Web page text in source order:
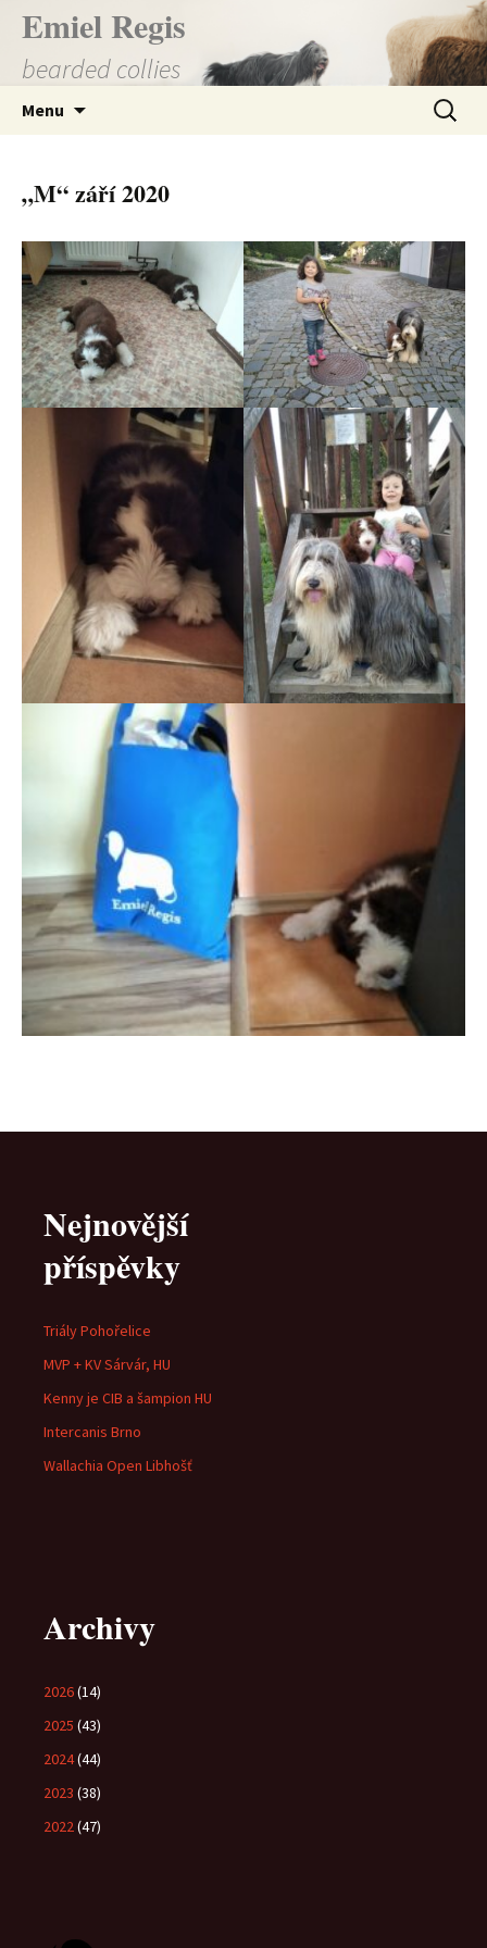
Přejít
obsahu
Emiel Regis
bearded collies
Menu
„M“ září 2020
Nejnovější
příspěvky
Triály Pohořelice
MVP + KV Sárvár, HU
Kenny je CIB a šampion HU
Intercanis Brno
Wallachia Open Libhošť
Archivy
2026(14)
2025 (43)
2024(44)
2023 (38)
2022(47)